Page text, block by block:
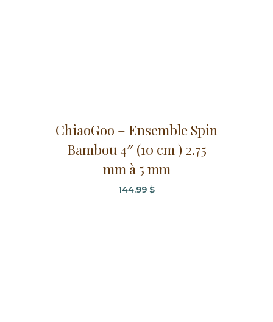
ChiaoGoo – Ensemble Spin
Bambou 4″ (10 cm ) 2.75
mm à 5 mm
144.99 $